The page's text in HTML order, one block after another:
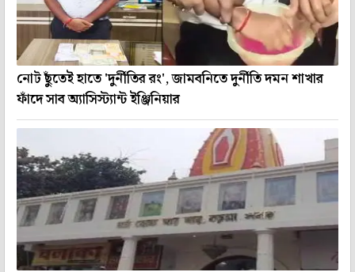
নোট ছুঁতেই হাতে 'দুর্নীতির রং', জামবনিতে দুর্নীতি দমন শাখার
ফাঁদে সাব অ্যাসিস্ট্যান্ট ইঞ্জিনিয়ার